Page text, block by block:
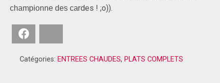
championne des cardes ! ;o)).
Catégories: ENTREES CHAUDES, PLATS COMPLETS